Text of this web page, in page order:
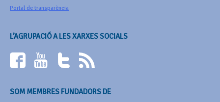
Portal de transparència
L’AGRUPACIÓ A LES XARXES SOCIALS
SOM MEMBRES FUNDADORS DE